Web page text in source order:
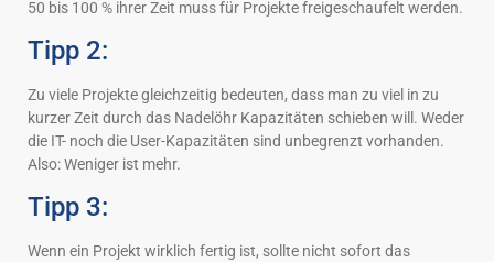
50 bis 100 % ihrer Zeit muss für Projekte freigeschaufelt werden.
Tipp 2:
Zu viele Projekte gleichzeitig bedeuten, dass man zu viel in zu
kurzer Zeit durch das Nadelöhr Kapazitäten schieben will. Weder
die IT- noch die User-Kapazitäten sind unbegrenzt vorhanden.
Also: Weniger ist mehr.
Tipp 3:
Wenn ein Projekt wirklich fertig ist, sollte nicht sofort das